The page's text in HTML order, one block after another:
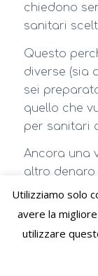
chiedono
sanitari
Questo
diverse (sia
sei
quello che
per sanitari
Ancora una
altro denaro
idea e
A meno di
non vorresti.
6) Finiture
Utilizziamo solo
avere la
utilizzare